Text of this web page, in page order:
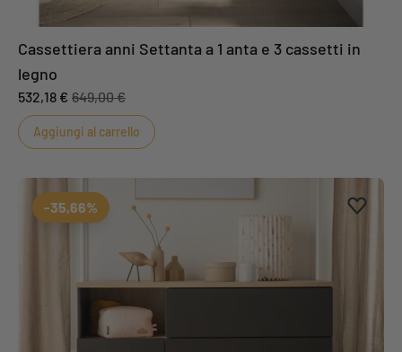
Cassettiera anni Settanta a 1 anta e 3 cassetti in
legno
532,18 € 649,00 €
Aggiungi al carrello
-35,66%